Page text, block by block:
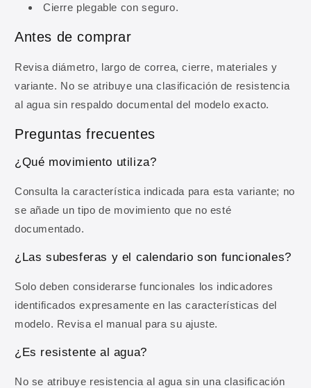
Cierre plegable con seguro.
Antes de comprar
Revisa diámetro, largo de correa, cierre, materiales y
variante. No se atribuye una clasificación de resistencia
al agua sin respaldo documental del modelo exacto.
Preguntas frecuentes
¿Qué movimiento utiliza?
Consulta la característica indicada para esta variante; no
se añade un tipo de movimiento que no esté
documentado.
¿Las subesferas y el calendario son funcionales?
Solo deben considerarse funcionales los indicadores
identificados expresamente en las características del
modelo. Revisa el manual para su ajuste.
¿Es resistente al agua?
No se atribuye resistencia al agua sin una clasificación
10% DE DESCUENTO
Regístrate y obtén 10% de
descuento en tu primera
compra
Ingresa tu correo para obtener 10% de
descuento en tu primera compra, además de
OBTENER MI 10% DE DESCUENTO
Al registrarte aceptas recibir comunicaciones comerciales y